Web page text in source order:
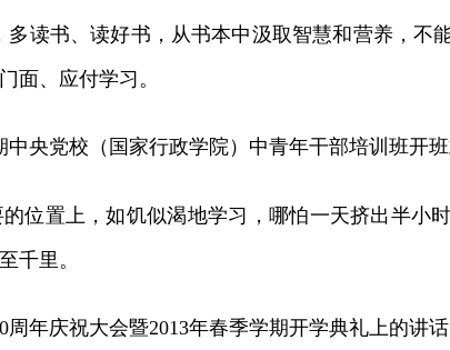
读书、读好书，从书本中汲取智慧和营养，不
面、应付学习。
央党校（国家行政学院）中青年干部培训班开
置上，如饥似渴地学习，哪怕一天挤出半小
千里。
年庆祝大会暨2013年春季学期开学典礼上的讲话